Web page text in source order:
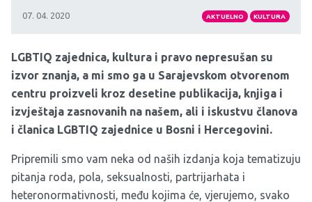
07. 04. 2020 AKTUELNO KULTURA
LGBTIQ zajednica, kultura i pravo nepresušan su
izvor znanja, a mi smo ga u Sarajevskom otvorenom
centru proizveli kroz desetine publikacija, knjiga i
izvještaja zasnovanih na našem, ali i iskustvu članova
i članica LGBTIQ zajednice u Bosni i Hercegovini.
Pripremili smo vam neka od naših izdanja koja tematizuju
pitanja roda, pola, seksualnosti, partrijarhata i
heteronormativnosti, među kojima će, vjerujemo, svako